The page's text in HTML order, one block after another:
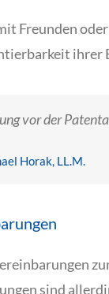
Freunden
ihrer
vor der
Horak, LL.M.
sind